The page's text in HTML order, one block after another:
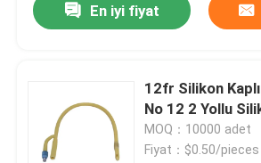
En iyi fiyat
12fr Silikon
No 12 2 Yollu
MOQ：10000 adet
Fiyat：$0.50/